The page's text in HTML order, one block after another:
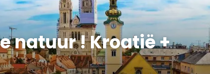
natuur ! Kroatië +